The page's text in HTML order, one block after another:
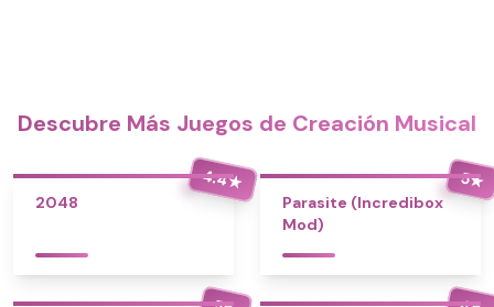
Descubre Más Juegos de Creación Musical
4.4★
2048
5★
Parasite (Incredibox
Mod)